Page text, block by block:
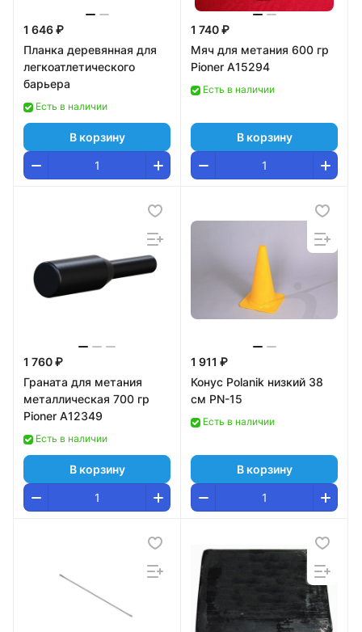
1 646 ₽
Планка деревянная для
легкоатлетического
барьера
Есть в наличии
В корзину
1 740 ₽
Мяч для метания 600 гр
Pioner A15294
Есть в наличии
В корзину
1 760 ₽
Граната для метания
металлическая 700 гр
Pioner A12349
Есть в наличии
В корзину
1 911 ₽
Конус Polanik низкий 38
см PN-15
Есть в наличии
В корзину